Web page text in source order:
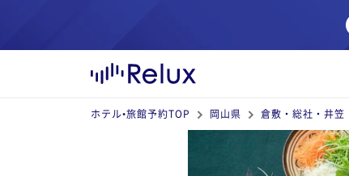
ホテル•旅館予約TOP 岡山県 倉敷・総社・井笠